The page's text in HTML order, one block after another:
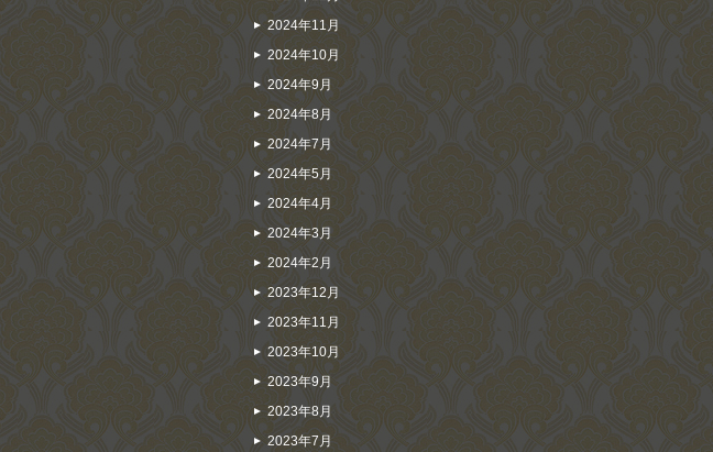
2024年11月
2024年10月
2024年9月
2024年8月
2024年7月
2024年5月
2024年4月
2024年3月
2024年2月
2023年12月
2023年11月
2023年10月
2023年9月
2023年8月
2023年7月